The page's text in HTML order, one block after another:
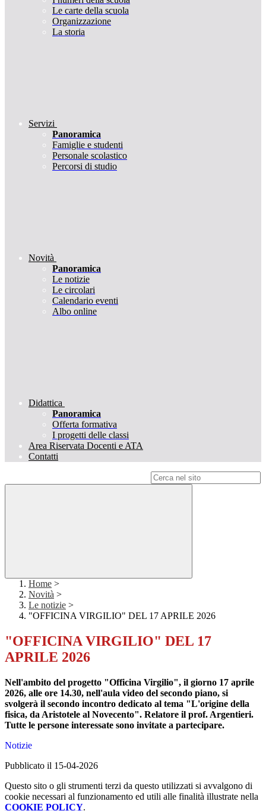
Le carte della scuola
Organizzazione
La storia
Servizi
Panoramica
Famiglie e studenti
Personale scolastico
Percorsi di studio
Novità
Panoramica
Le notizie
Le circolari
Calendario eventi
Albo online
Didattica
Panoramica
Offerta formativa
I progetti delle classi
Area Riservata Docenti e ATA
Contatti
Home >
Novità >
Le notizie >
"OFFICINA VIRGILIO" DEL 17 APRILE 2026
"OFFICINA VIRGILIO" DEL 17
APRILE 2026
Nell'ambito del progetto "Officina Virgilio", il giorno 17 aprile
2026, alle ore 14.30, nell'aula video del secondo piano, si
svolgerà il secondo incontro dedicato al tema "L'origine della
fisica, da Aristotele al Novecento". Relatore il prof. Argentieri.
Tutte le persone interessate sono invitate a partecipare.
Notizie
Pubblicato il 15-04-2026
Questo sito o gli strumenti terzi da questo utilizzati si avvalgono di
cookie necessari al funzionamento ed utili alle finalità illustrate nella
COOKIE POLICY.